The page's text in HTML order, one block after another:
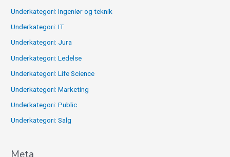
Underkategori: Ingeniør og teknik
Underkategori: IT
Underkategori: Jura
Underkategori: Ledelse
Underkategori: Life Science
Underkategori: Marketing
Underkategori: Public
Underkategori: Salg
Meta